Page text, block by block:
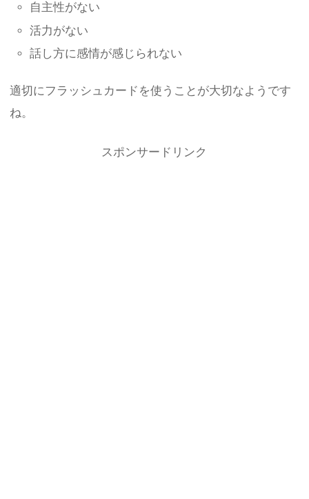
自主性がない
活力がない
話し方に感情が感じられない
適切にフラッシュカードを使うことが大切なようです
ね。
スポンサードリンク